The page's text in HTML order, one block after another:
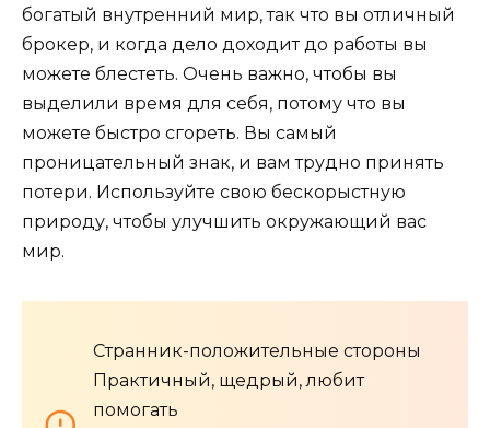
богатый внутренний мир, так что вы отличный
брокер, и когда дело доходит до работы вы
можете блестеть. Очень важно, чтобы вы
выделили время для себя, потому что вы
можете быстро сгореть. Вы самый
проницательный знак, и вам трудно принять
потери. Используйте свою бескорыстную
природу, чтобы улучшить окружающий вас
мир.
Странник-положительные стороны
Практичный, щедрый, любит
помогать